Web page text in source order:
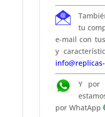
tu
e-mail con
y
Y por
por WhatApp